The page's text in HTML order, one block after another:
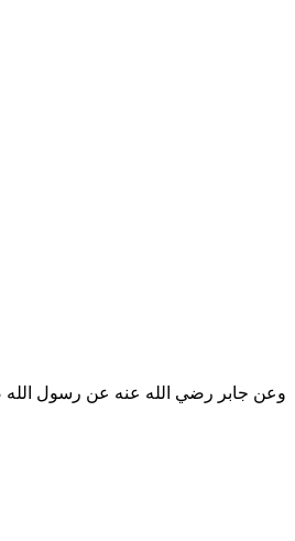
وعن جابر رضي الله عنه عن رسول الله